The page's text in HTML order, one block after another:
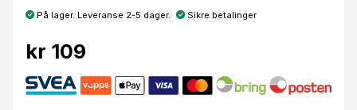
På lager. Leveranse 2-5 dager. Sikre betalinger
kr 109